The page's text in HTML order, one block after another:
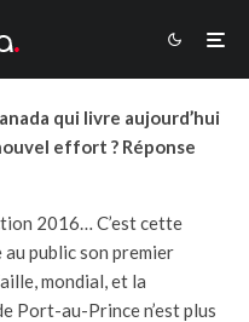
qui livre aujourd’hui
effort ? Réponse
2016… C’est cette
public son premier
mondial, et la
Port-au-Prince n’est plus